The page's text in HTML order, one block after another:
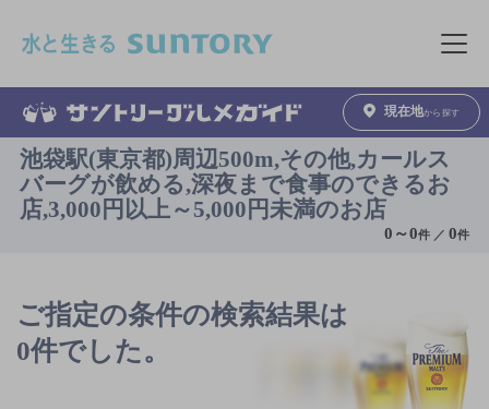
メニュ
現在地から探す
池袋駅(東京都)周辺500m,その他,カールス
バーグが飲める,深夜まで食事のできるお
店,3,000円以上～5,000円未満のお店
0 ～0件 ／0件
ご指定の条件の検索結果は
0件でした。